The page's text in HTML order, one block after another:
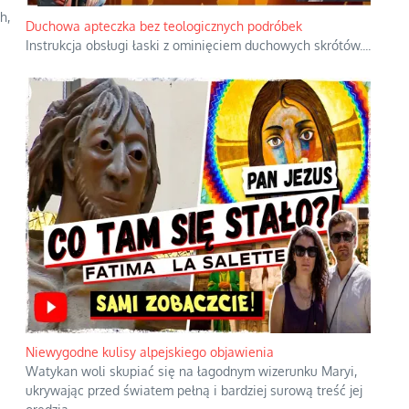
Duchowa apteczka bez teologicznych podróbek
Instrukcja obsługi łaski z ominięciem duchowych skrótów.
Niewygodne kulisy alpejskiego objawienia
Watykan woli skupiać się na łagodnym wizerunku Maryi,
ukrywając przed światem pełną i bardziej surową treść jej